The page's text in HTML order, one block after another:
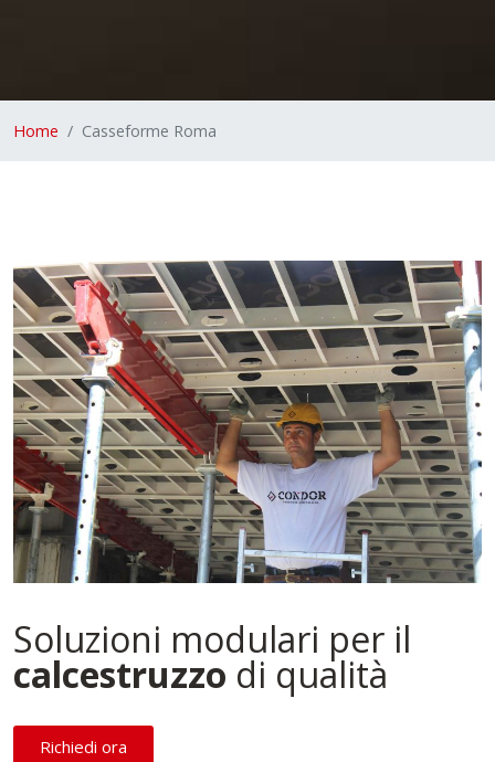
Home Casseforme Roma
Soluzioni modulari per il
calcestruzzo di qualità
Richiedi ora